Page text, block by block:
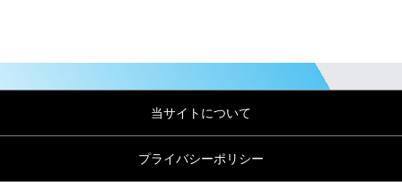
当サイトについて
プライバシーポリシー